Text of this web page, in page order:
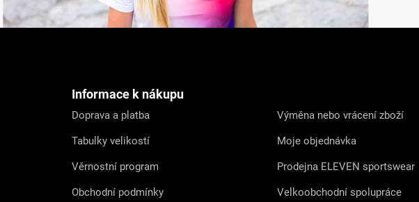
Informace k nákupu
Doprava a platba
Tabulky velikostí
Věrnostní program
Obchodní podmínky
Výměna nebo vrácení zboží
Moje objednávka
Prodejna ELEVEN sportswear
Velkoobchodní spolupráce